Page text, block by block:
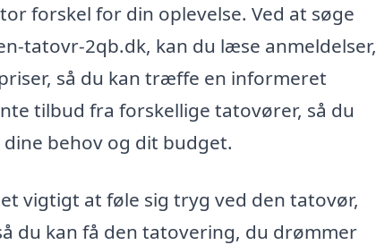
forskel for din oplevelse. Ved at søge
tatovr-2qb.dk, kan du læse anmeldelser,
så du kan træffe en informeret
tilbud fra forskellige tatovører, så du
behov og dit budget.
vigtigt at føle sig tryg ved den tatovør,
du kan få den tatovering, du drømmer